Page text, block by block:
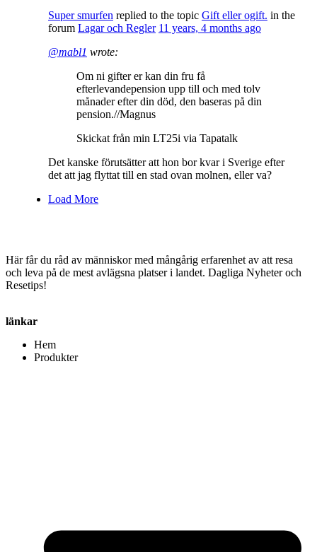
Super smurfen replied to the topic Gift eller ogift. in the
forum Lagar och Regler 11 years, 4 months ago
@mabl1 wrote:
Om ni gifter er kan din fru få
efterlevandepension upp till och med tolv
månader efter din död, den baseras på din
pension.//Magnus
Skickat från min LT25i via Tapatalk
Det kanske förutsätter att hon bor kvar i Sverige efter
det att jag flyttat till en stad ovan molnen, eller va?
Load More
Här får du råd av människor med mångårig erfarenhet av att resa
och leva på de mest avlägsna platser i landet. Dagliga Nyheter och
Resetips!
länkar
Hem
Produkter